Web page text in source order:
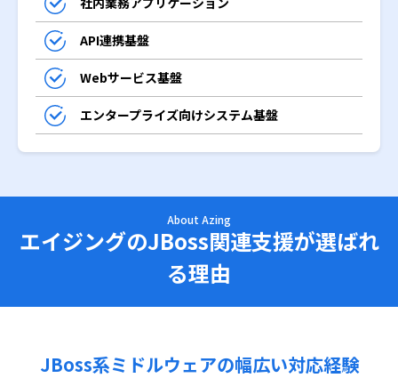
API連携基盤
Webサービス基盤
エンタープライズ向けシステム基盤
About Azing
エイジングのJBoss関連支援が選ばれ
る理由
JBoss系ミドルウェアの幅広い対応経験